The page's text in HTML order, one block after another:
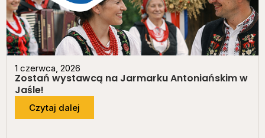
1 czerwca, 2026
Zostań wystawcą na Jarmarku Antoniańskim w
Jaśle!
Czytaj dalej